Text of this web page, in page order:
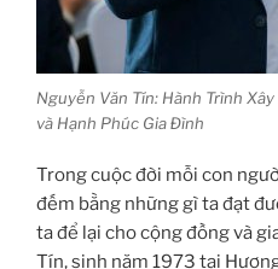
Nguyễn Văn Tín: Hành Trình
và Hạnh Phúc Gia Đình
Trong cuộc đời mỗi con
đếm bằng những gì ta đạt
ta để lại cho cộng đồng và
Tín, sinh năm 1973 tại